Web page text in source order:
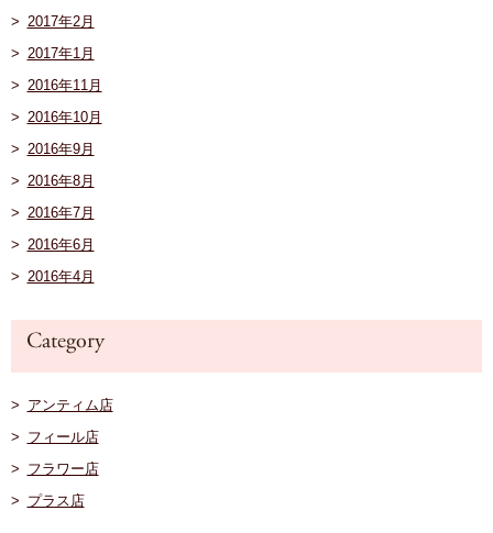
2017年2月
2017年1月
2016年11月
2016年10月
2016年9月
2016年8月
2016年7月
2016年6月
2016年4月
アンティム店
フィール店
フラワー店
プラス店